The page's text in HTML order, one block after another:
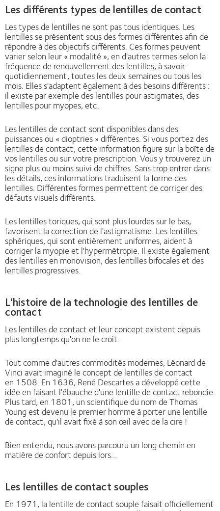
Les différents types de lentilles de contact
Les types de lentilles ne sont pas tous identiques. Les
lentilles se présentent sous des formes différentes afin de
répondre à des objectifs différents. Ces formes peuvent
varier selon leur « modalité », en d'autres termes selon la
fréquence de renouvellement des lentilles, à savoir
quotidiennement, toutes les deux semaines ou tous les
mois. Elles s'adaptent également à des besoins différents :
il existe par exemple des lentilles pour astigmates, des
lentilles pour myopes, etc.
Les lentilles de contact sont disponibles dans des
puissances ou « dioptries » différentes. Si vous portez des
lentilles de contact, cette information figure sur la boîte de
vos lentilles ou sur votre prescription. Vous y trouverez un
signe plus ou moins suivi de chiffres. Sans trop entrer dans
les détails, ces informations traduisent la forme des
lentilles. Différentes formes permettent de corriger des
défauts visuels différents.
Les lentilles toriques, qui sont plus lourdes sur le bas,
favorisent la correction de l'astigmatisme. Les lentilles
sphériques, qui sont entièrement uniformes, aident à
corriger la myopie et l'hypermétropie. Il existe également
des lentilles en monovision, des lentilles bifocales et des
lentilles progressives.
L'histoire de la technologie des lentilles de
contact
Les lentilles de contact et leur concept existent depuis
plus longtemps qu'on ne le croit.
Tout comme d'autres commodités modernes, Léonard de
Vinci avait imaginé le concept de lentilles de contact
en 1508. En 1636, René Descartes a développé cette
idée en faisant l'ébauche d'une lentille de contact rebondie.
Plus tard, en 1801, un scientifique du nom de Thomas
Young est devenu le premier homme à porter une lentille
de contact, qu'il avait fixé à son œil avec de la cire !
Bien entendu, nous avons parcouru un long chemin en
matière de confort depuis lors...
Les lentilles de contact souples
En 1971, la lentille de contact souple faisait officiellement